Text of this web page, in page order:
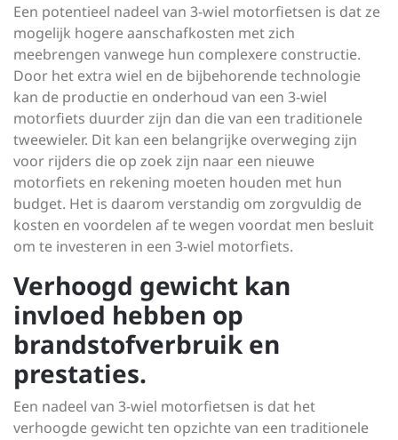
Een potentieel nadeel van 3-wiel motorfietsen is dat ze
mogelijk hogere aanschafkosten met zich
meebrengen vanwege hun complexere constructie.
Door het extra wiel en de bijbehorende technologie
kan de productie en onderhoud van een 3-wiel
motorfiets duurder zijn dan die van een traditionele
tweewieler. Dit kan een belangrijke overweging zijn
voor rijders die op zoek zijn naar een nieuwe
motorfiets en rekening moeten houden met hun
budget. Het is daarom verstandig om zorgvuldig de
kosten en voordelen af te wegen voordat men besluit
om te investeren in een 3-wiel motorfiets.
Verhoogd gewicht kan
invloed hebben op
brandstofverbruik en
prestaties.
Een nadeel van 3-wiel motorfietsen is dat het
verhoogde gewicht ten opzichte van een traditionele